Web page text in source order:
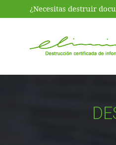
¿Necesitas destruir